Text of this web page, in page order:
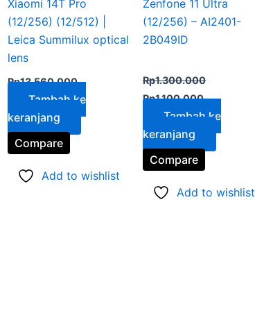
Xiaomi 14T Pro
(12/256) (12/512) |
Leica Summilux optical
lens
Rp13.560.000
Tambah ke
keranjang
Compare
Add to wishlist
Zenfone 11 Ultra
(12/256) – AI2401-
2B049ID
Dinilai5.00
dari 5
Rp1.300.000
Rp1.100.000
Tambah ke
keranjang
Compare
Add to wishlist